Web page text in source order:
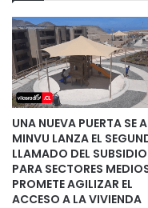
UNA NUEVA PUERTA SE
MINVU LANZA EL
LLAMADO DEL SUBSIDIO
PARA SECTORES
PROMETE AGILIZAR EL
ACCESO A LA VIVIENDA